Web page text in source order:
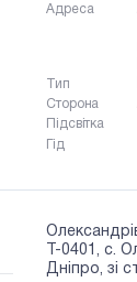
Адреса
Тип
Сторона
Підсвітка
Гід
Т-0401, с.
Дніпро, зі